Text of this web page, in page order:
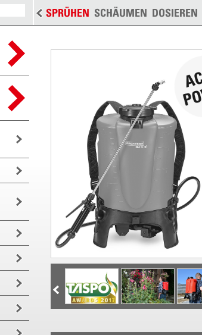
SPRÜHEN SCHÄUMEN DOSIEREN